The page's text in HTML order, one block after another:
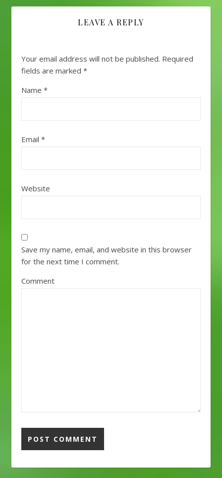
LEAVE A REPLY
Your email address will not be published. Required
fields are marked *
Name *
Email *
Website
Save my name, email, and website in this browser
for the next time I comment.
Comment